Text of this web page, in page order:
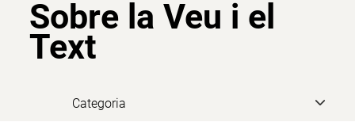
Sobre la Veu i el
Text